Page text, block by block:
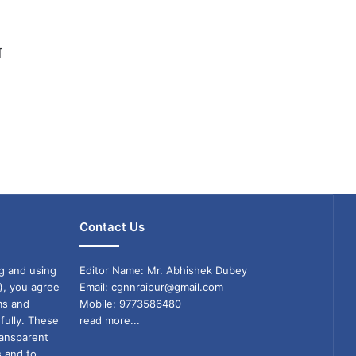
and using
you agree
and
These
and to
Contact Us
Editor Name: Mr. Abhishek Dubey
Email: cgnnraipur@gmail.com
Mobile: 9773586480
read more...